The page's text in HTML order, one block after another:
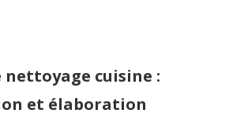
nettoyage cuisine :
et élaboration